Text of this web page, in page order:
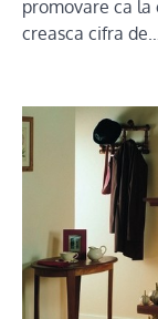
promovare ca
creasca cifra de…